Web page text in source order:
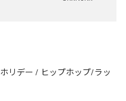
ホリデー / ヒップホップ/ラッ